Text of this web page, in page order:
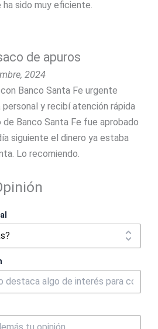
sido muy eficiente.
de apuros
2024
Banco Santa Fe urgente
y recibí atención rápida
Banco Santa Fe fue aprobado
siguiente el dinero ya estaba
Lo recomiendo.